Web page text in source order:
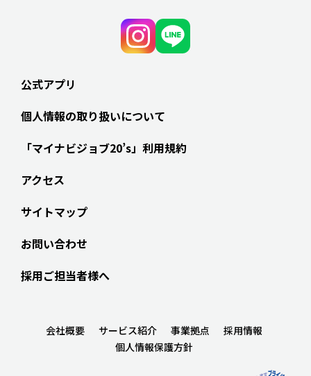
公式アプリ
個人情報の取り扱いについて
「マイナビジョブ20’s」利用規約
アクセス
サイトマップ
お問い合わせ
採用ご担当者様へ
会社概要 サービス紹介 事業拠点
採用情報
個人情報保護方針